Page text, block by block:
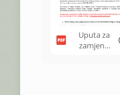
Uputa za
zamjenu